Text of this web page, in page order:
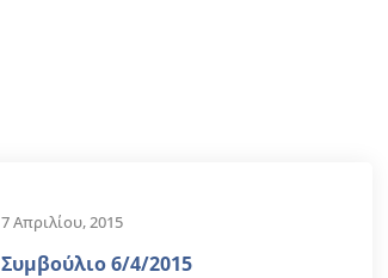
7 Απριλίου, 2015
Συμβούλιο 6/4/2015